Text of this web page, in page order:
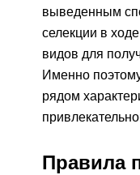
выведенным
селекции в
видов для
Именно
рядом
Правила